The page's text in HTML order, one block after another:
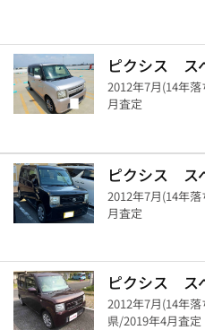
ピクシス ス
2012年7月(14年
月査定
ピクシス ス
2012年7月(14年
月査定
ピクシス ス
2012年7月(14年
県/2019年4月査定